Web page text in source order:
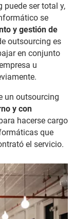
puede ser total y,
se
y gestión de
outsourcing es
en conjunto
u
un outsourcing
y con
hacerse cargo
que
el servicio.